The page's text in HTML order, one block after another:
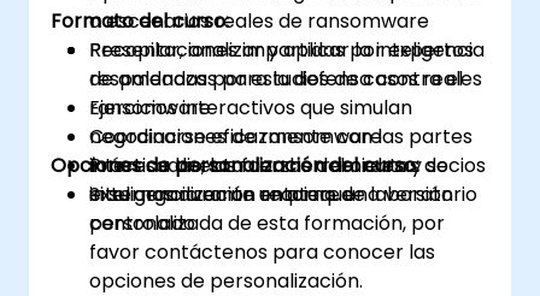
a escenarios reales de ransomware
Recopilar, analizar y aplicar la inteligencia
de amenazas para la defensa contra el
ransomware
Coordinarse eficazmente con las partes
interesadas, las fuerzas del orden y socios
externos durante un ataque
Formato del curso:
Presentaciones impartidas por expertos
respaldadas por estudios de casos reales
Ejercicios interactivos que simulan
negociaciones de ransomware
Práctica directa con herramientas de
inteligencia en un entorno de laboratorio
controlado
Opciones de personalización del curso:
Si su organización requiere una versión
personalizada de esta formación, por
favor contáctenos para conocer las
opciones de personalización.